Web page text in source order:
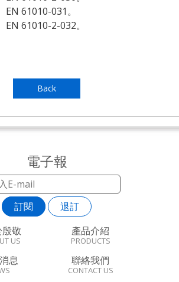
EN 61010-031。
EN 61010-2-032。
Back
敬
US
產品介紹
PRODUCTS
息 聯絡我們
CONTACT US
電子報
訂閱 退訂